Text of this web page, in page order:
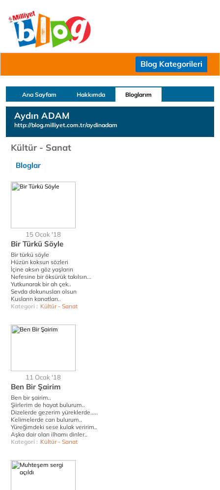
Blog Kategorileri
Ana Sayfam Hakkımda Bloglarım
Aydın ADAM
http://blog.milliyet.com.tr/aydinadam
Kültür - Sanat
Bloglar
15 Ocak '18
Bir Türkü Söyle
Bir türkü söyle
Hüzün koksun sözleri
İçine aksın göz yaşların
Nefesine bir öksürük takılsın...
Yutkunarak bir ah çek..
Sevda dokunusları olsun
Kusların kanatları..
Kategori : Kültür - Sanat
11 Ocak '18
Ben Bir Şairim
Ben bir şairim..
Şiirlerim de hayat bulurum..
Dizelerde gezerim yüreklerde.....
Kelimelerde can bulurum..
Yüreğimdeki sese kulak veririm..
Aşka dair olan ilhamı dinler..
Kategori : Kültür - Sanat